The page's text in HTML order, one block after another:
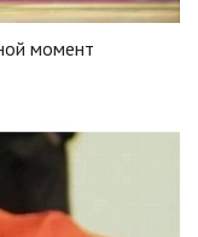
момент